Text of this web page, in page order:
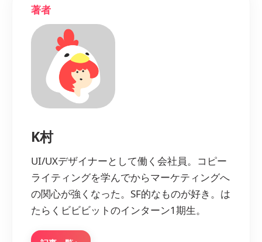
著者
K村
UI/UXデザイナーとして働く会社員。コピー
ライティングを学んでからマーケティングへ
の関心が強くなった。SF的なものが好き。は
たらくビビビットのインターン1期生。